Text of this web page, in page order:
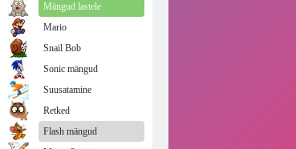
Mängud lastele
Mario
Snail Bob
Sonic mängud
Suusatamine
Retked
Flash mängud